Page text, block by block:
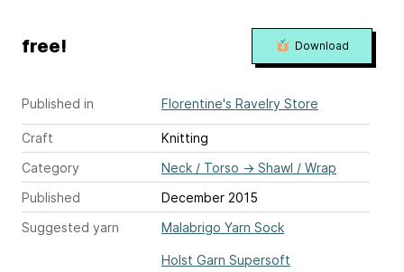
Published in Florentine's Ravelry Store
Craft
Knitting
Category
Neck / Torso → Shawl / Wrap
Published
December 2015
Suggested yarn
Malabrigo Yarn Sock
Holst Garn Supersoft
free! Download